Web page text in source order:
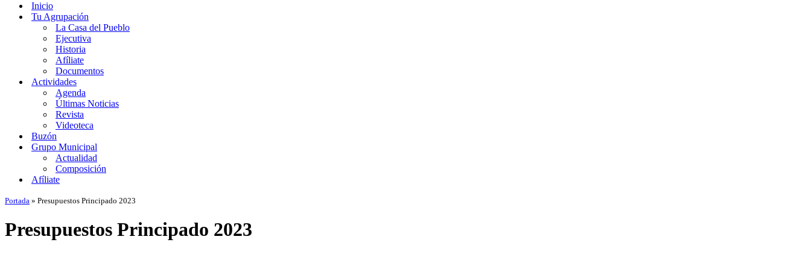
navegación
Inicio
Tu Agrupación
La Casa del Pueblo
Ejecutiva
Historia
Afíliate
Documentos
Actividades
Agenda
Últimas Noticias
Revista
Videoteca
Buzón
Grupo Municipal
Actualidad
Composición
Afíliate
Portada » Presupuestos Principado 2023
Presupuestos Principado 2023